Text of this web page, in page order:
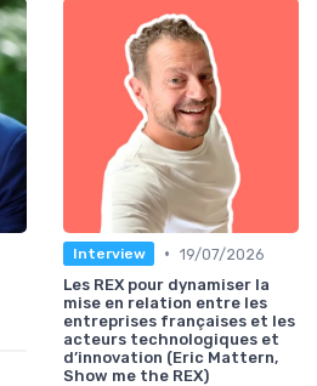
Interview • 19/07/2026
Les REX pour dynamiser la
mise en relation entre les
entreprises françaises et les
acteurs technologiques et
d’innovation (Eric Mattern,
Show me the REX)